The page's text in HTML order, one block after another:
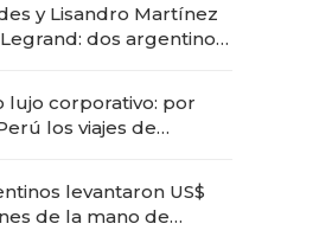
"fast premium"
y Lisandro Martínez
dos argentinos
lujo corporativo: por
los viajes de
en experiencias
levantaron US$
de la mano de